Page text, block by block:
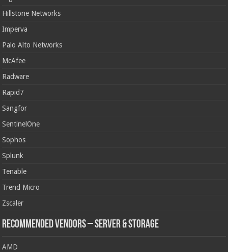
Hillstone Networks
Imperva
Palo Alto Networks
McAfee
Radware
Rapid7
Sangfor
SentinelOne
Sophos
Splunk
Tenable
Trend Micro
Zscaler
Recommended Vendors – Server & Storage
AMD